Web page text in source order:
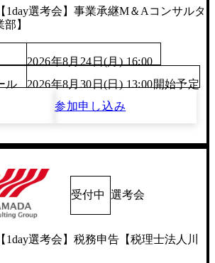
1day選考会】事業承継M＆Aコンサルタ
】
2026年8月24日(月) 16:00
ル
2026年8月30日(日) 13:00開始予定
参加申し込み
受付中 選考会
1day選考会】税務申告【税理士法人川